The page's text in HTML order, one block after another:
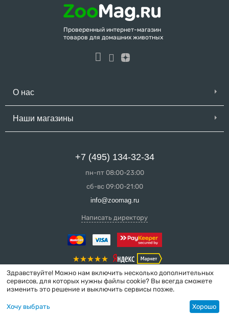
Проверенный интернет-магазин
товаров для домашних животных
О нас
Наши магазины
+7 (495) 134-32-34
пн-пт 08:00-23:00
сб-вс 09:00-21:00
info@zoomag.ru
Написать директору
Интернет-магазин сделан в вебстудии
MakeShop.pro
Здравствуйте! Можно нам включить несколько дополнительных
сервисов, для которых нужны файлы cookie? Вы всегда сможете
изменить это решение и выключить сервисы позже.
Хочу выбрать Хорошо